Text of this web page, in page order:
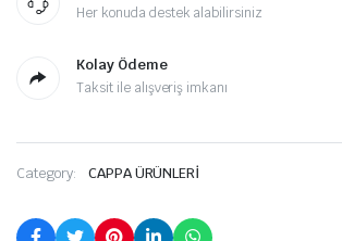
Her konuda destek alabilirsiniz
Kolay Ödeme
Taksit ile alışveriş imkanı
Category: CAPPA ÜRÜNLERİ